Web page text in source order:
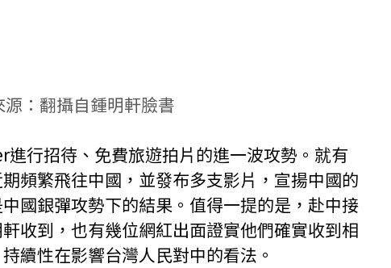
源：翻攝自鍾明軒臉書
行招待、免費旅遊拍片的進一波攻勢。就有
頻繁飛往中國，並發布多支影片，宣揚中國的
國銀彈攻勢下的結果。值得一提的是，赴中接
收到，也有幾位網紅出面證實他們確實收到相
續性在影響台灣人民對中的看法。